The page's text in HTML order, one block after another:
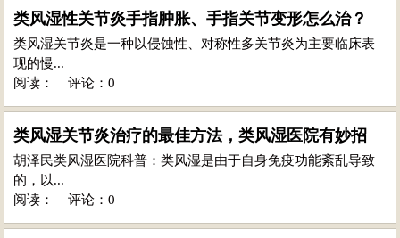
类风湿性关节炎手指肿胀、手指关节变形怎么治？
类风湿关节炎是一种以侵蚀性、对称性多关节炎为主要临床表
现的慢...
阅读：
评论：0
类风湿关节炎治疗的最佳方法，类风湿医院有妙招
胡泽民类风湿医院科普：类风湿是由于自身免疫功能紊乱导致
的，以...
阅读：
评论：0